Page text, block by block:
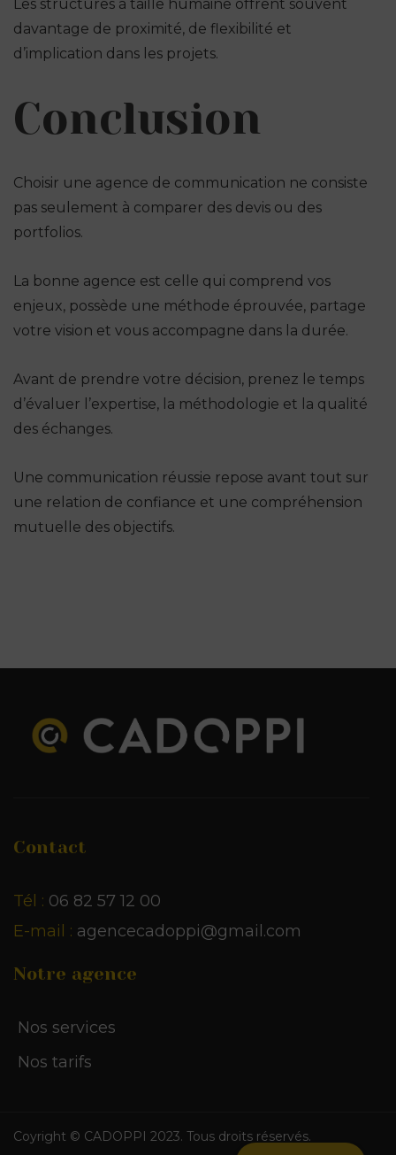
Les structures à taille humaine offrent souvent
davantage de proximité, de flexibilité et
d’implication dans les projets.
Conclusion
Choisir une agence de communication ne consiste
pas seulement à comparer des devis ou des
portfolios.
La bonne agence est celle qui comprend vos
enjeux, possède une méthode éprouvée, partage
votre vision et vous accompagne dans la durée.
Avant de prendre votre décision, prenez le temps
d’évaluer l’expertise, la méthodologie et la qualité
des échanges.
Une communication réussie repose avant tout sur
une relation de confiance et une compréhension
mutuelle des objectifs.
Contact
Tél : 06 82 57 12 00
E-mail : agencecadoppi@gmail.com
Notre agence
Nos services
Nos tarifs
Coyright © CADOPPI 2023. Tous droits réservés.